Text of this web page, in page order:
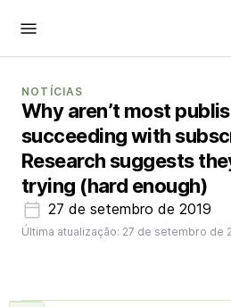
NOTÍCIAS
Why aren’t most
succeeding with
Research suggests
trying (hard enough)
27 de setembro de 2019
Última atualização: 27 de setembro de